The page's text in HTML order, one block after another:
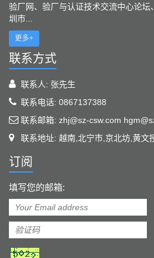
验厂网、验厂与认证技术交流中心论坛
圳市...
更多+
联系方式
联系人: 张先生
联系电话: 0867137388
联系邮箱: zhj@sz-csw.com
联系地址: 越南,北宁市,京北坊,黄文
订阅
填写您的邮箱: